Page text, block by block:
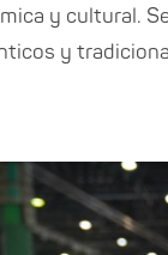
y cultural.
y